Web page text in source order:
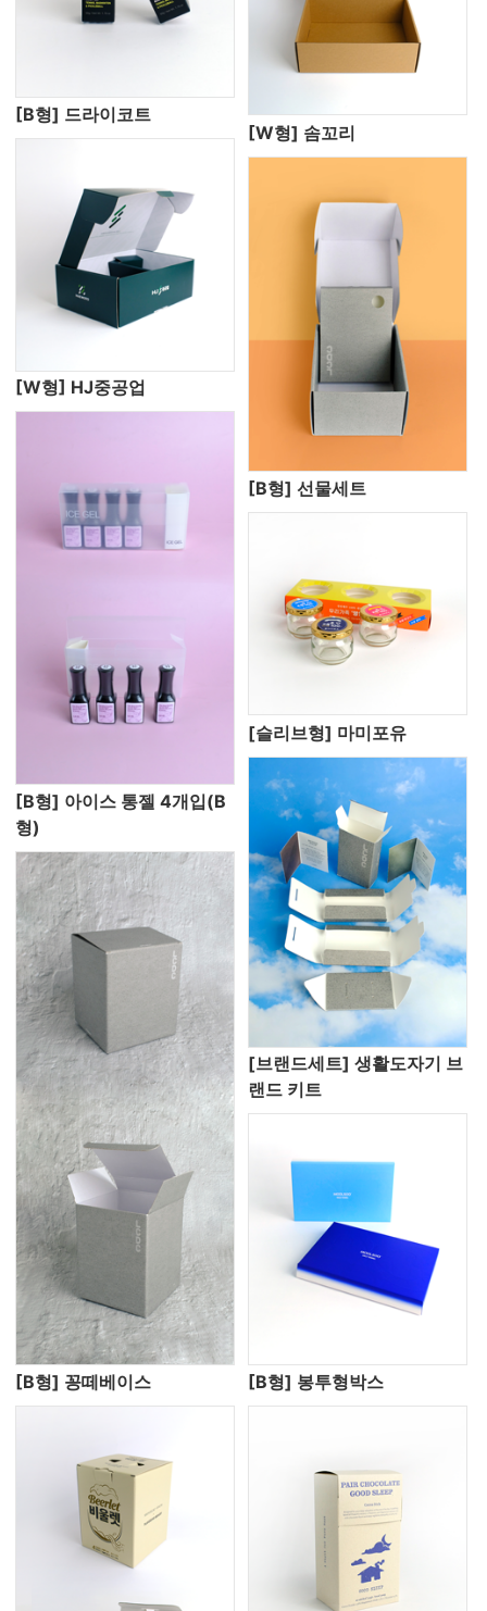
[B형] 드라이코트
[W형] 솜꼬리
[W형] HJ중공업
[B형] 선물세트
[B형] 아이스 통젤 4개입(B
형)
[슬리브형] 마미포유
[B형] 꽁떼베이스
[브랜드세트] 생활도자기 브
랜드 키트
[B형] 봉투형박스